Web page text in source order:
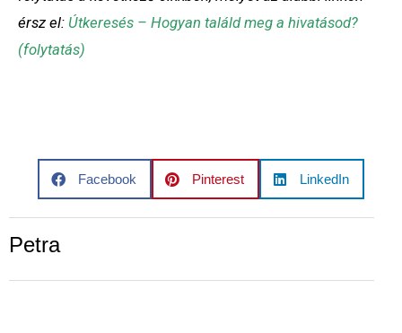
érsz el: Útkeresés – Hogyan találd meg a hivatásod?
(folytatás)
Facebook Pinterest LinkedIn
Petra